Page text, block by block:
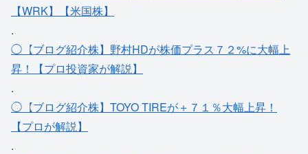
【WRK】【米国株】
.
◯【ブログ紹介株】野村HDが株価プラス７２%に大幅上
昇！【プロ投資家が解説】
.
◯【ブログ紹介株】TOYO TIREが＋７１％大幅上昇！
【プロが解説】
.